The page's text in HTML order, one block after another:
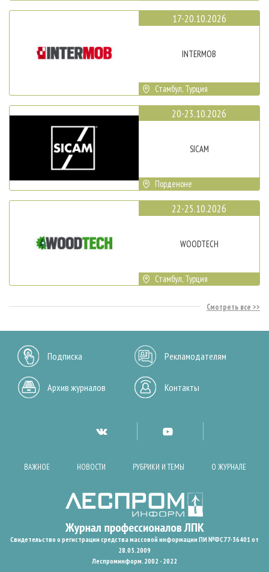
17-20.10.2026
INTERMOB
Стамбул, Турция
20-23.10.2026
SICAM
Порденоне
22-25.10.2026
WOODTECH
Стамбул, Турция
Смотреть все
Подписка Рекламодателям
Архив журналов Контакты
ВАЖНОЕ НОВОСТИ РУБРИКИ И ТЕМЫ О ЖУРНАЛЕ
Свидетельство о регистрации средства массовой информации ПИ №ФС77-36401 от
28.05.2009
Леспроминформ. 2002 - 2022